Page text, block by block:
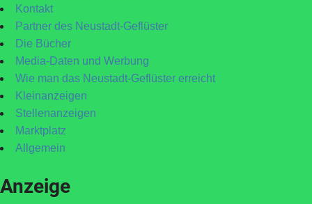
Kontakt
Partner des Neustadt-Geflüster
Die Bücher
Media-Daten und Werbung
Wie man das Neustadt-Geflüster erreicht
Kleinanzeigen
Stellenanzeigen
Marktplatz
Allgemein
Anzeige